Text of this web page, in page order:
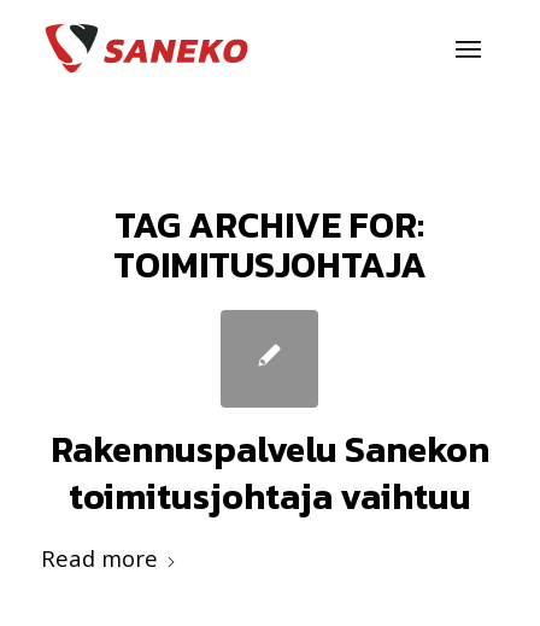
TAG ARCHIVE FOR:
TOIMITUSJOHTAJA
Rakennuspalvelu Sanekon
toimitusjohtaja vaihtuu
Read more